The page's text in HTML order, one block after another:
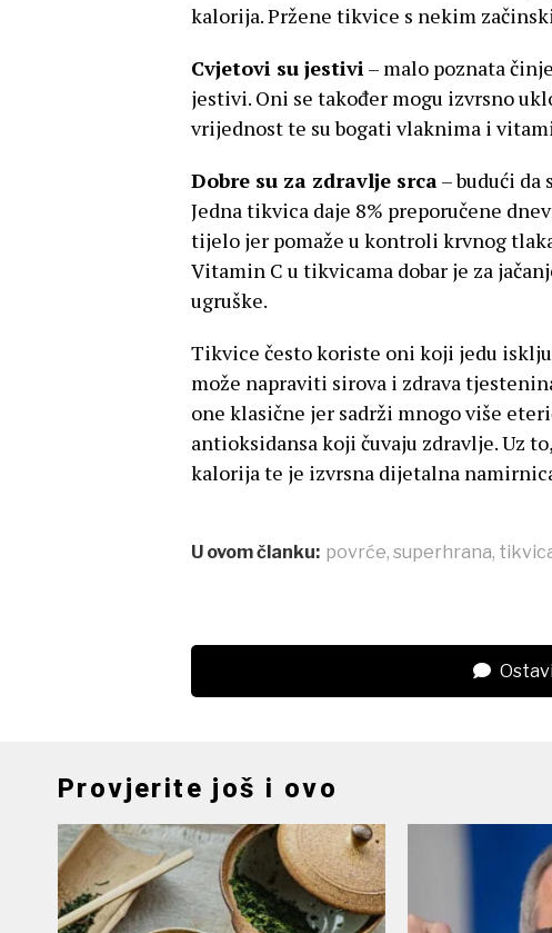
kalorija. Pržene tikvice s nekim
Cvjetovi su jestivi– malo poznata
jestivi. Oni se također mogu izvrsno
vrijednost te su bogati vlaknima i
Dobre su za zdravlje srca– budući da
Jedna tikvica daje 8% preporučene
tijelo jer pomaže u kontroli krvnog
Vitamin C u tikvicama dobar je za
ugruške.
Tikvice često koriste oni koji jedu
može napraviti sirova i zdrava
one klasične jer sadrži mnogo više
antioksidansa koji čuvaju zdravlje. Uz
kalorija te je izvrsna dijetalna
U ovom članku: povrće, superhrana,
Provjerite još i ovo